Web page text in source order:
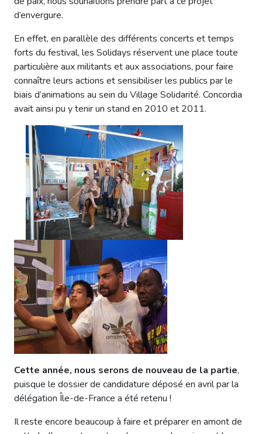
d’envergure.
En effet, en parallèle des différents concerts et temps
forts du festival, les Solidays réservent une place toute
particulière aux militants et aux associations, pour faire
connaître leurs actions et sensibiliser les publics par le
biais d’animations au sein du Village Solidarité. Concordia
avait ainsi pu y tenir un stand en 2010 et 2011.
Cette année, nous serons de nouveau de la partie,
puisque le dossier de candidature déposé en avril par la
délégation Île-de-France a été retenu !
Il reste encore beaucoup à faire et préparer en amont de